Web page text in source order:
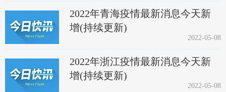
2022年青海疫情最新消息今天新
增(持续更新)
2022-05-08
2022年浙江疫情最新消息今天新
增(持续更新)
2022-05-08